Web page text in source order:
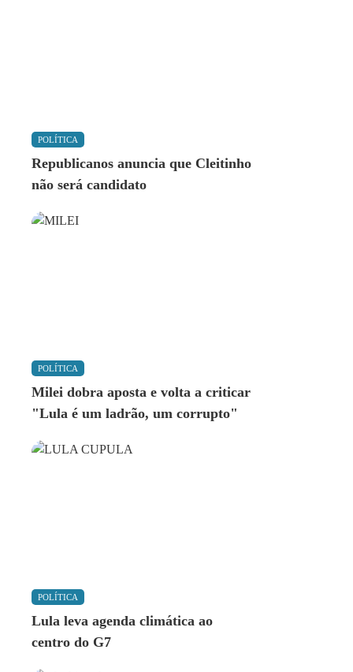
POLÍTICA
Republicanos anuncia que Cleitinho
não será candidato
POLÍTICA
Milei dobra aposta e volta a criticar
"Lula é um ladrão, um corrupto"
POLÍTICA
Lula leva agenda climática ao
centro do G7